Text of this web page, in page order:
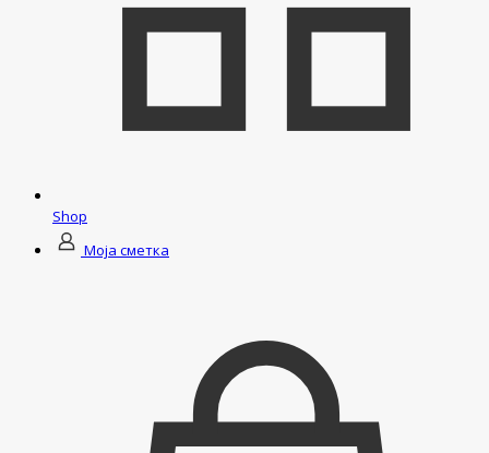
Shop
Моја сметка